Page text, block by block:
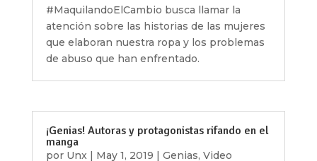
#MaquilandoElCambio busca llamar la
atención sobre las historias de las mujeres
que elaboran nuestra ropa y los problemas
de abuso que han enfrentado.
¡Genias! Autoras y protagonistas rifando en el
manga
por Unx | May 1, 2019 | Genias, Video